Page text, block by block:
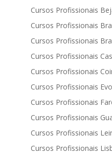
Cursos Profissionais
Cursos Profissionais
Cursos Profissionais
Cursos Profissionais
Cursos Profissionais
Cursos Profissionais
Cursos Profissionais
Cursos Profissionais
Cursos Profissionais
Cursos Profissionais